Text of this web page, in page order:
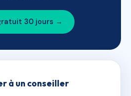
30 jours →
à un conseiller